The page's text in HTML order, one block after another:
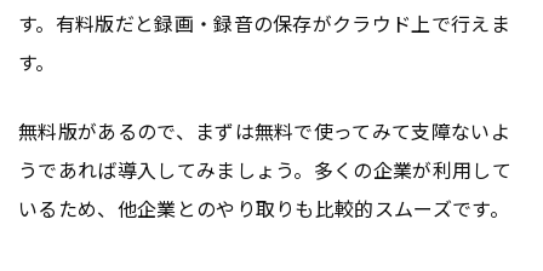
す。有料版だと録画・録音の保存がクラウド上で行えま
す。
無料版があるので、まずは無料で使ってみて支障ないよ
うであれば導入してみましょう。多くの企業が利用して
いるため、他企業とのやり取りも比較的スムーズです。